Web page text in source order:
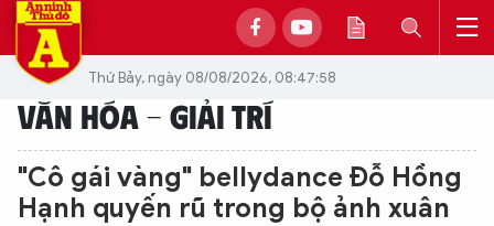
Thứ Bảy, ngày 08/08/2026, 08:47:58
VĂN HÓA - GIẢI TRÍ
"Cô gái vàng" bellydance Đỗ Hồng
Hạnh quyến rũ trong bộ ảnh xuân